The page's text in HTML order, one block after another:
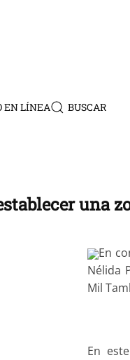
EN LÍNEA BUSCAR
una
En
Nélida
Mil
En